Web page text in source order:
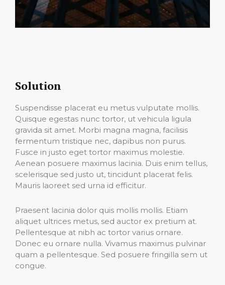
Solution
Suspendisse placerat eu metus vulputate mollis.
Quisque egestas nunc tortor, ut vehicula ligula
gravida sit amet. Morbi magna magna, facilisis
fermentum tristique nec, dapibus non purus.
Fusce in justo eget tortor maximus molestie.
Aenean posuere maximus lacinia. Duis enim tellus,
scelerisque sed justo ut, tincidunt placerat felis.
Mauris laoreet sed urna id efficitur.
Praesent lacinia dolor quis mollis mollis. Etiam
aliquet ultrices metus, sed auctor ex pretium at.
Pellentesque at nibh ac tortor varius ornare.
Donec eu ornare nulla. Vivamus maximus pulvinar
quam a pellentesque. Sed posuere fringilla sem ut
congue.